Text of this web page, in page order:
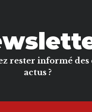
rester informé
actus ?